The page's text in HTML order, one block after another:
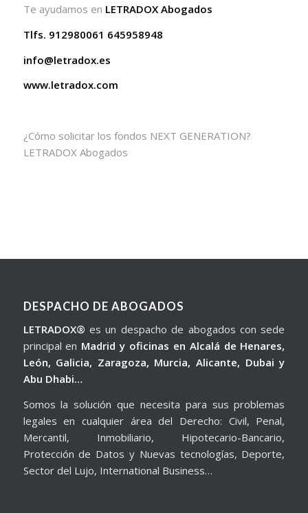
Te ayudamos en LETRADOX Abogados
Tlfs. 912980061 645958948
info@letradox.es
www.letradox.com
¿Cómo solicitar los fondos NEXT GENERATION?
LETRADOX Abogados
DESPACHO DE ABOGADOS
LETRADOX® es un despacho de abogados con sede
principal en Madrid y oficinas en Alcalá de Henares,
León, Galicia, Zaragoza, Murcia, Alicante, Dubai y
Abu Dhabi…
Somos la solución que necesita para sus problemas
legales en cualquier área del Derecho: Civil, Penal,
Mercantil, Inmobiliario, Hipotecario-Bancario,
Protección de Datos y Nuevas tecnologías, Deporte,
Sector del Lujo, International Business…